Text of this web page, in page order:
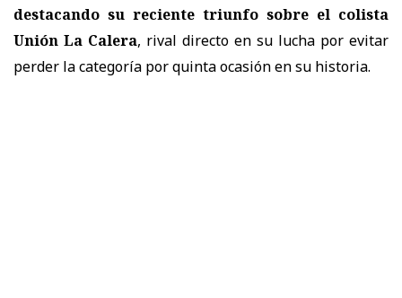
destacando su reciente triunfo sobre el colista
Unión La Calera, rival directo en su lucha por evitar
perder la categoría por quinta ocasión en su historia.